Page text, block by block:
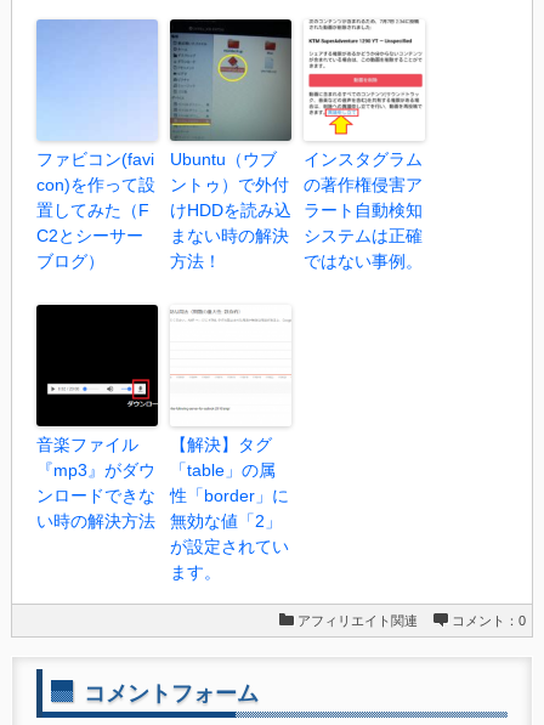
ファビコン(favi
con)を作って設
置してみた（F
C2とシーサー
ブログ）
Ubuntu（ウブ
ントゥ）で外付
けHDDを読み込
まない時の解決
方法！
インスタグラム
の著作権侵害ア
ラート自動検知
システムは正確
ではない事例。
音楽ファイル
『mp3』がダウ
ンロードできな
い時の解決方法
【解決】タグ
「table」の属
性「border」に
無効な値「2」
が設定されてい
ます。
アフィリエイト関連 コメント：0
コメントフォーム